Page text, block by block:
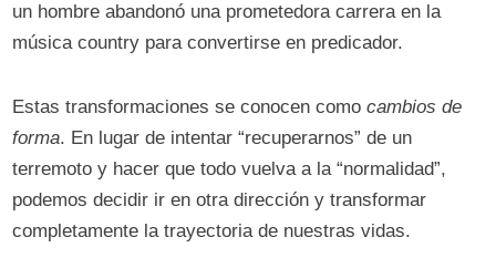
un hombre abandonó una prometedora carrera en la
música country para convertirse en predicador.
Estas transformaciones se conocen comocambios de
forma. En lugar de intentar “recuperarnos” de un
terremoto y hacer que todo vuelva a la “normalidad”,
podemos decidir ir en otra dirección y transformar
completamente la trayectoria de nuestras vidas.